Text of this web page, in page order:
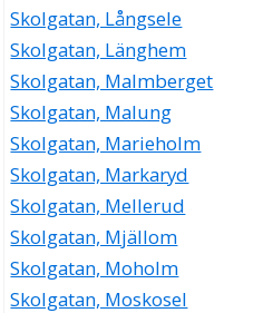
Skolgatan, Långsele
Skolgatan, Länghem
Skolgatan, Malmberget
Skolgatan, Malung
Skolgatan, Marieholm
Skolgatan, Markaryd
Skolgatan, Mellerud
Skolgatan, Mjällom
Skolgatan, Moholm
Skolgatan, Moskosel